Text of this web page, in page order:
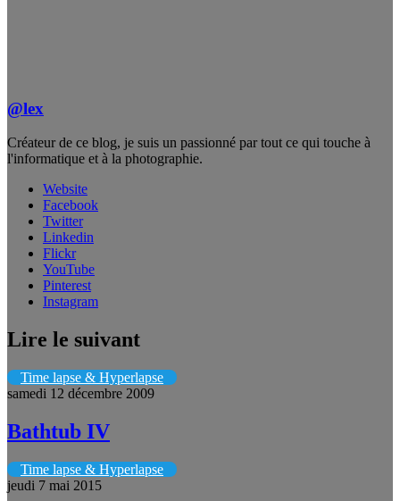
@lex
Créateur de ce blog, je suis un passionné par tout ce qui touche à
l'informatique et à la photographie.
Website
Facebook
Twitter
Linkedin
Flickr
YouTube
Pinterest
Instagram
Lire le suivant
Time lapse & Hyperlapse
samedi 12 décembre 2009
Bathtub IV
Time lapse & Hyperlapse
jeudi 7 mai 2015